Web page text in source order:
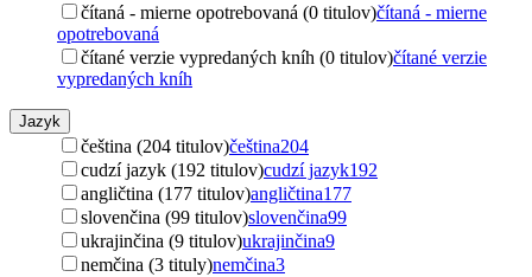
čítaná - mierne opotrebovaná (0 titulov)čítaná - mierne
opotrebovaná
čítané verzie vypredaných kníh (0 titulov)čítané verzie
vypredaných kníh
Jazyk
čeština (204 titulov)čeština204
cudzí jazyk (192 titulov)cudzí jazyk192
angličtina (177 titulov)angličtina177
slovenčina (99 titulov)slovenčina99
ukrajinčina (9 titulov)ukrajinčina9
nemčina (3 tituly)nemčina3